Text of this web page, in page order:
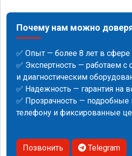
Почему нам можно
✅ Опыт — более 8 лет в сфере
✅ Экспертность — работаем
и диагностическим
✅ Надежность — гарантия на
✅ Прозрачность — подробные
телефону и фиксированные
Позвонить Telegram